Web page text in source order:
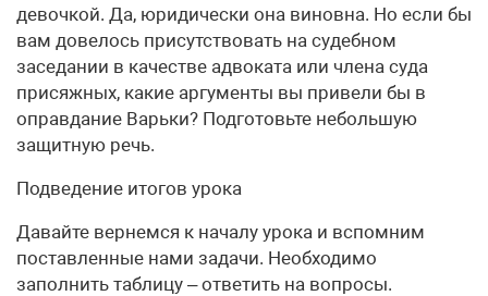
девочкой. Да, юридически она виновна. Но если бы
вам довелось присутствовать на судебном
заседании в качестве адвоката или члена суда
присяжных, какие аргументы вы привели бы в
оправдание Варьки? Подготовьте небольшую
защитную речь.
Подведение итогов урока
Давайте вернемся к началу урока и вспомним
поставленные нами задачи. Необходимо
заполнить таблицу – ответить на вопросы.